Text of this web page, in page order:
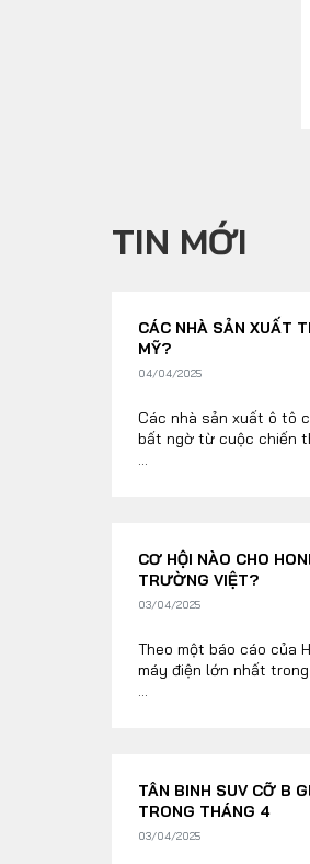
TIN MỚI
CÁC NHÀ SẢN XUẤT
MỸ?
04/04/2025
Các nhà sản xuất ô tô
bất ngờ từ cuộc chiến
...
CƠ HỘI NÀO CHO
TRƯỜNG VIỆT?
03/04/2025
Theo một báo cáo của
máy điện lớn nhất
...
TÂN BINH SUV CỠ B
TRONG THÁNG 4
03/04/2025